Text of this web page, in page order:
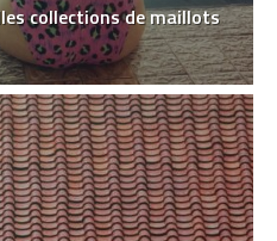
collections de maillots